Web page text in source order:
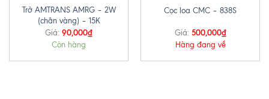
Trở AMTRANS AMRG – 2W
(chân vàng) – 15K
Giá: 90,000₫
Còn hàng
Cọc loa CMC – 838S
Giá: 500,000₫
Hàng đang về